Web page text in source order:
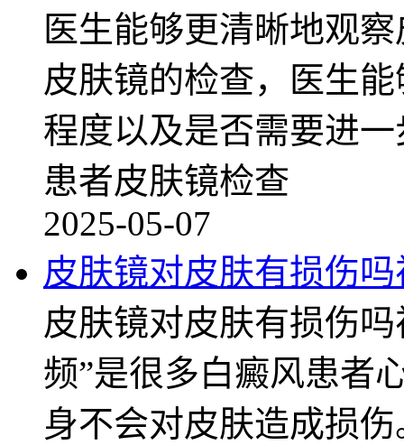
医生能够更清晰地观
皮肤镜的检查，医生
程度以及是否需要进
患者皮肤镜检查
2025-05-07
皮肤镜对皮肤有损伤
皮肤镜对皮肤有损伤
频”是很多白癜风患者
身不会对皮肤造成损